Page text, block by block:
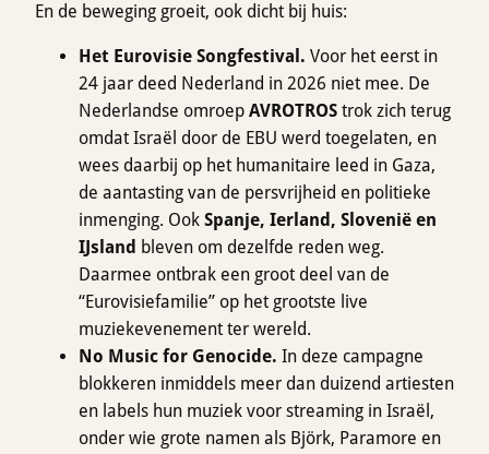
En de beweging groeit, ook dicht bij huis:
Het Eurovisie Songfestival. Voor het eerst in
24 jaar deed Nederland in 2026 niet mee. De
Nederlandse omroep AVROTROS trok zich terug
omdat Israël door de EBU werd toegelaten, en
wees daarbij op het humanitaire leed in Gaza,
de aantasting van de persvrijheid en politieke
inmenging. Ook Spanje, Ierland, Slovenië en
IJsland bleven om dezelfde reden weg.
Daarmee ontbrak een groot deel van de
“Eurovisiefamilie” op het grootste live
muziekevenement ter wereld.
No Music for Genocide. In deze campagne
blokkeren inmiddels meer dan duizend artiesten
en labels hun muziek voor streaming in Israël,
onder wie grote namen als Björk, Paramore en